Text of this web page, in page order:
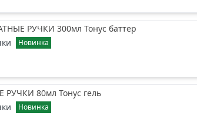
РУЧКИ 300мл Тонус баттер
Новинка
РУЧКИ 80мл Тонус гель
Новинка